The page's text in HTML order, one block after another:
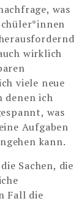
was
wirklich
viele neue
denen ich
was
Aufgaben
kann.
Sachen, die
Fall die